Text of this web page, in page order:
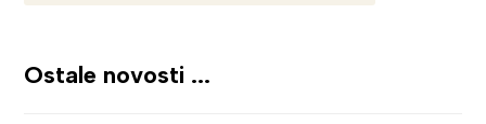
Ostale novosti ...